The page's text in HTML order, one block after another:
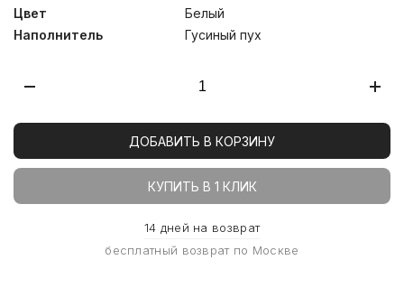
Цвет
Белый
Наполнитель
Гусиный пух
ДОБАВИТЬ В КОРЗИНУ
КУПИТЬ В 1 КЛИК
14 дней на возврат
бесплатный возврат по Москве